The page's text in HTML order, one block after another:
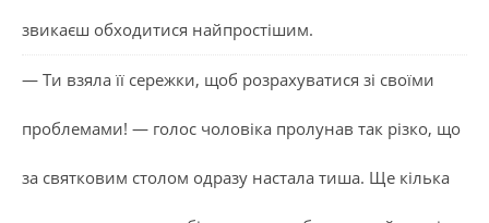
звикаєш обходитися найпростішим.
— Ти взяла її сережки, щоб розрахуватися зі своїми
проблемами! — голос чоловіка пролунав так різко, що
за святковим столом одразу настала тиша. Ще кілька